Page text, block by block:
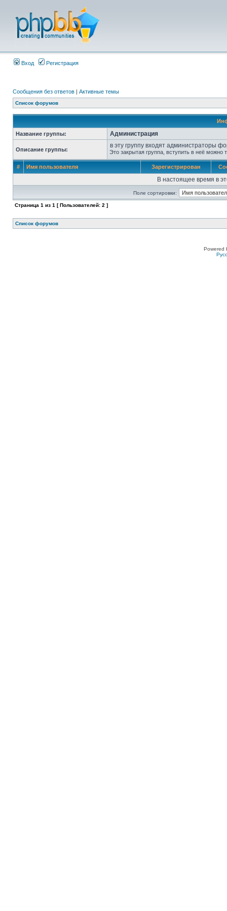
Вход Регистрация
Сообщения без ответов | Активные темы
Список форумов
Название группы: Администрация
Описание группы:
в эту группу входят администраторы
Это закрытая группа, вступить в неё можно
# Имя пользователя Зарегистрирован
В настоящее время в
Поле сортировки:
Страница 1 из 1 [ Пользователей: 2 ]
Список форумов
Powered